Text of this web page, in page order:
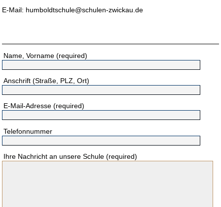
E-Mail: humboldtschule@schulen-zwickau.de
Name, Vorname (required)
Anschrift (Straße, PLZ, Ort)
E-Mail-Adresse (required)
Telefonnummer
Ihre Nachricht an unsere Schule (required)